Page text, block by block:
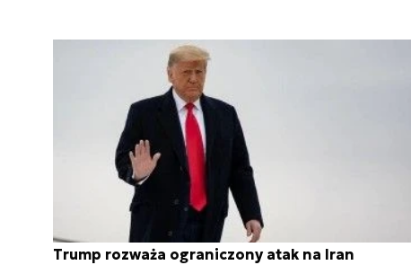
Trump rozważa ograniczony atak na Iran